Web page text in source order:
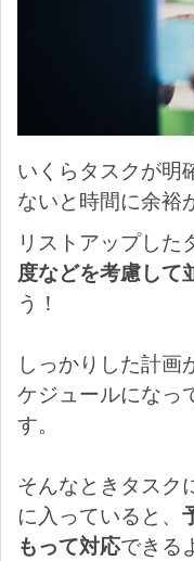
いくらタスクが明
ないと時間に余裕
リストアップした
度などを考慮して
う！
しっかりした計画
ケジュールになっ
す。
そんなときタスク
に入っていると、
もって対応できる